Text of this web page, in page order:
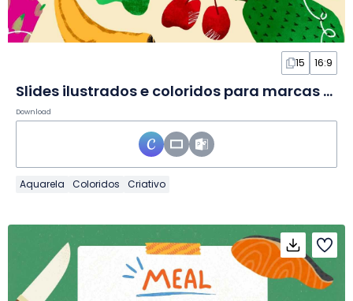
15 16:9
Slides ilustrados e coloridos para marcas de comida e bebida
Download
Aquarela Coloridos Criativo